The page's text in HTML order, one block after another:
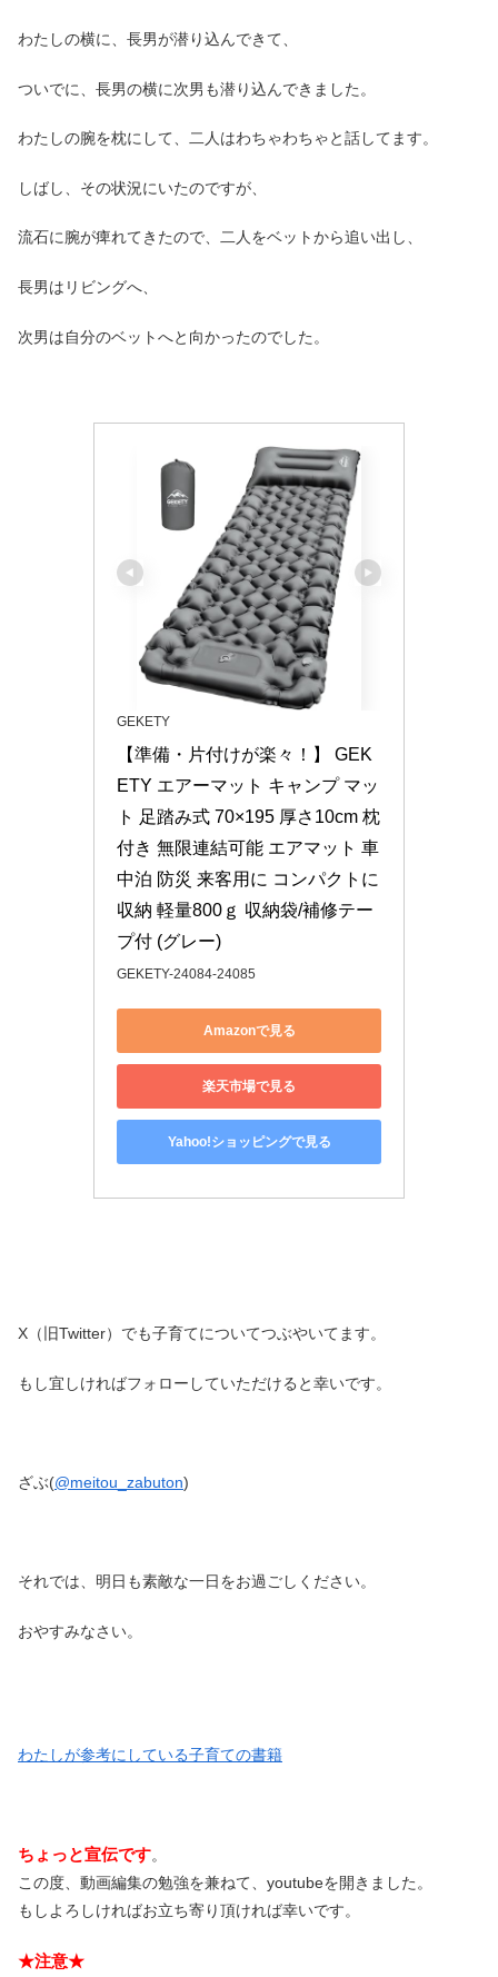
わたしの横に、長男が潜り込んできて、
ついでに、長男の横に次男も潜り込んできました。
わたしの腕を枕にして、二人はわちゃわちゃと話してます。
しばし、その状況にいたのですが、
流石に腕が痺れてきたので、二人をベットから追い出し、
長男はリビングへ、
次男は自分のベットへと向かったのでした。
GEKETY
【準備・片付けが楽々！】 GEK
ETY エアーマット キャンプ マッ
ト 足踏み式 70×195 厚さ10cm 枕
付き 無限連結可能 エアマット 車
中泊 防災 来客用に コンパクトに
収納 軽量800ｇ 収納袋/補修テー
プ付 (グレー)
GEKETY-24084-24085
Amazonで見る
楽天市場で見る
Yahoo!ショッピングで見る
X（旧Twitter）でも子育てについてつぶやいてます。
もし宜しければフォローしていただけると幸いです。
ざぶ(@meitou_zabuton)
それでは、明日も素敵な一日をお過ごしください。
おやすみなさい。
わたしが参考にしている子育ての書籍
ちょっと宣伝です。
この度、動画編集の勉強を兼ねて、youtubeを開きました。
もしよろしければお立ち寄り頂ければ幸いです。
★注意★